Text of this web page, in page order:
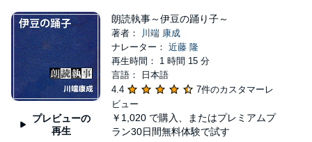
プレビューの
再生
朗読執事～伊豆の踊り子～
著者：
川端 康成
ナレーター： 近藤 隆
再生時間： 1 時間 15 分
言語： 日本語
4.4
7件のカスタマーレ
ビュー
￥1,020 で購入、またはプレミアムプ
ラン30日間無料体験で試す